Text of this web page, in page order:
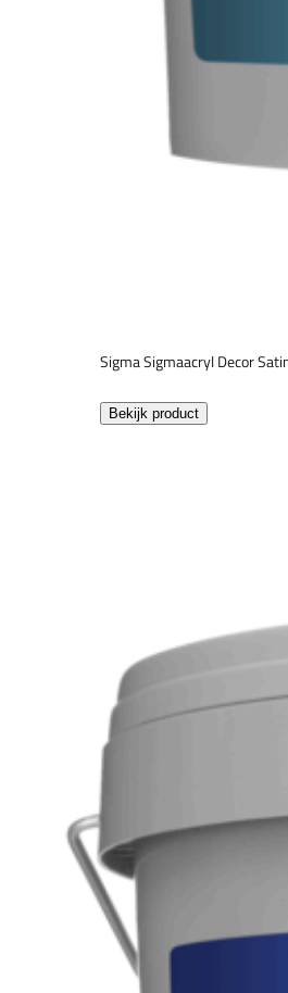
Sigma Sigmaacryl Decor
Bekijk product